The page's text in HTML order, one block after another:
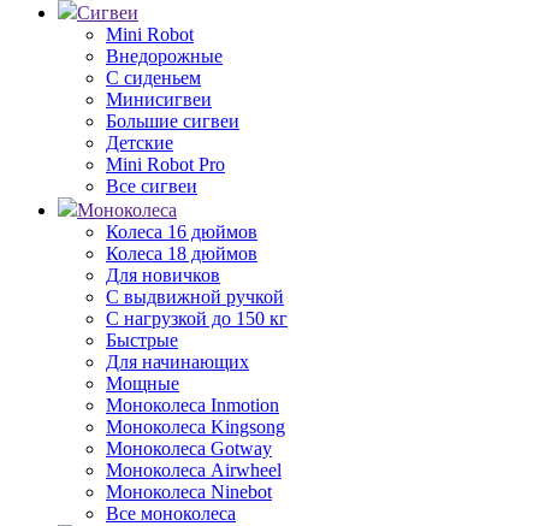
Сигвеи
Mini Robot
Внедорожные
С сиденьем
Минисигвеи
Большие сигвеи
Детские
Mini Robot Pro
Все сигвеи
Моноколеса
Колеса 16 дюймов
Колеса 18 дюймов
Для новичков
С выдвижной ручкой
С нагрузкой до 150 кг
Быстрые
Для начинающих
Мощные
Моноколеса Inmotion
Моноколеса Kingsong
Моноколеса Gotway
Моноколеса Airwheel
Моноколеса Ninebot
Все моноколеса